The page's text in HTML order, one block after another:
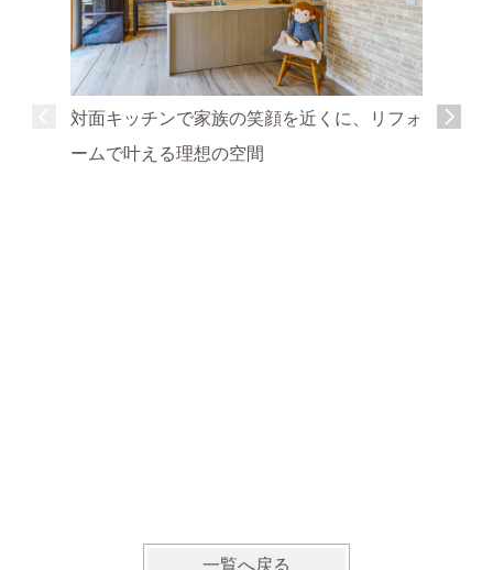
対面キッチンで家族の笑顔を近くに、リフォ
ームで叶える理想の空間
一覧へ戻る